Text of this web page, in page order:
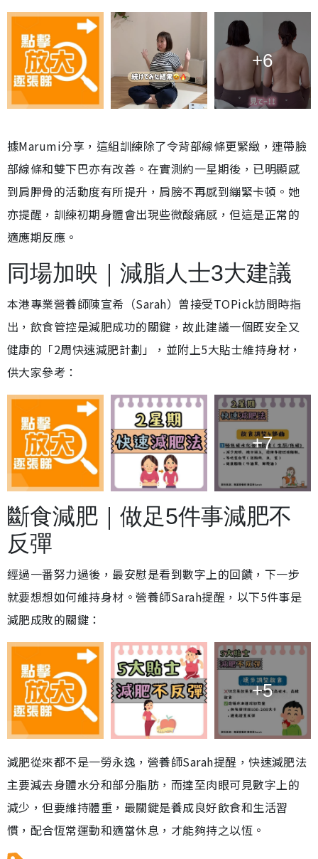
+6
據Marumi分享，這組訓練除了令背部線條更緊緻，連帶臉
部線條和雙下巴亦有改善。在實測約一星期後，已明顯感
到肩胛骨的活動度有所提升，肩膀不再感到繃緊卡頓。她
亦提醒，訓練初期身體會出現些微酸痛感，但這是正常的
適應期反應。
同場加映｜減脂人士3大建議
本港專業營養師陳宣希（Sarah）曾接受TOPick訪問時指
出，飲食管控是減肥成功的關鍵，故此建議一個既安全又
健康的「2周快速減肥計劃」，並附上5大貼士維持身材，
供大家參考：
+7
斷食減肥｜做足5件事減肥不
反彈
經過一番努力過後，最安慰是看到數字上的回饋，下一步
就要想想如何維持身材。營養師Sarah提醒，以下5件事是
減肥成敗的關鍵：
+5
減肥從來都不是一勞永逸，營養師Sarah提醒，快速減肥法
主要減去身體水分和部分脂肪，而達至肉眼可見數字上的
減少，但要維持體重，最關鍵是養成良好飲食和生活習
慣，配合恆常運動和適當休息，才能夠持之以恆。